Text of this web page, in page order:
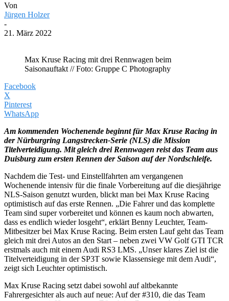
Von
Jürgen Holzer
-
21. März 2022
Max Kruse Racing mit drei Rennwagen beim
Saisonauftakt // Foto: Gruppe C Photography
Facebook
X
Pinterest
WhatsApp
Am kommenden Wochenende beginnt für Max Kruse Racing in
der Nürburgring Langstrecken-Serie (NLS) die Mission
Titelverteidigung. Mit gleich drei Rennwagen reist das Team aus
Duisburg zum ersten Rennen der Saison auf der Nordschleife.
Nachdem die Test- und Einstellfahrten am vergangenen
Wochenende intensiv für die finale Vorbereitung auf die diesjährige
NLS-Saison genutzt wurden, blickt man bei Max Kruse Racing
optimistisch auf das erste Rennen. „Die Fahrer und das komplette
Team sind super vorbereitet und können es kaum noch abwarten,
dass es endlich wieder losgeht“, erklärt Benny Leuchter, Team-
Mitbesitzer bei Max Kruse Racing. Beim ersten Lauf geht das Team
gleich mit drei Autos an den Start – neben zwei VW Golf GTI TCR
erstmals auch mit einem Audi RS3 LMS. „Unser klares Ziel ist die
Titelverteidigung in der SP3T sowie Klassensiege mit dem Audi“,
zeigt sich Leuchter optimistisch.
Max Kruse Racing setzt dabei sowohl auf altbekannte
Fahrergesichter als auch auf neue: Auf der #310, die das Team